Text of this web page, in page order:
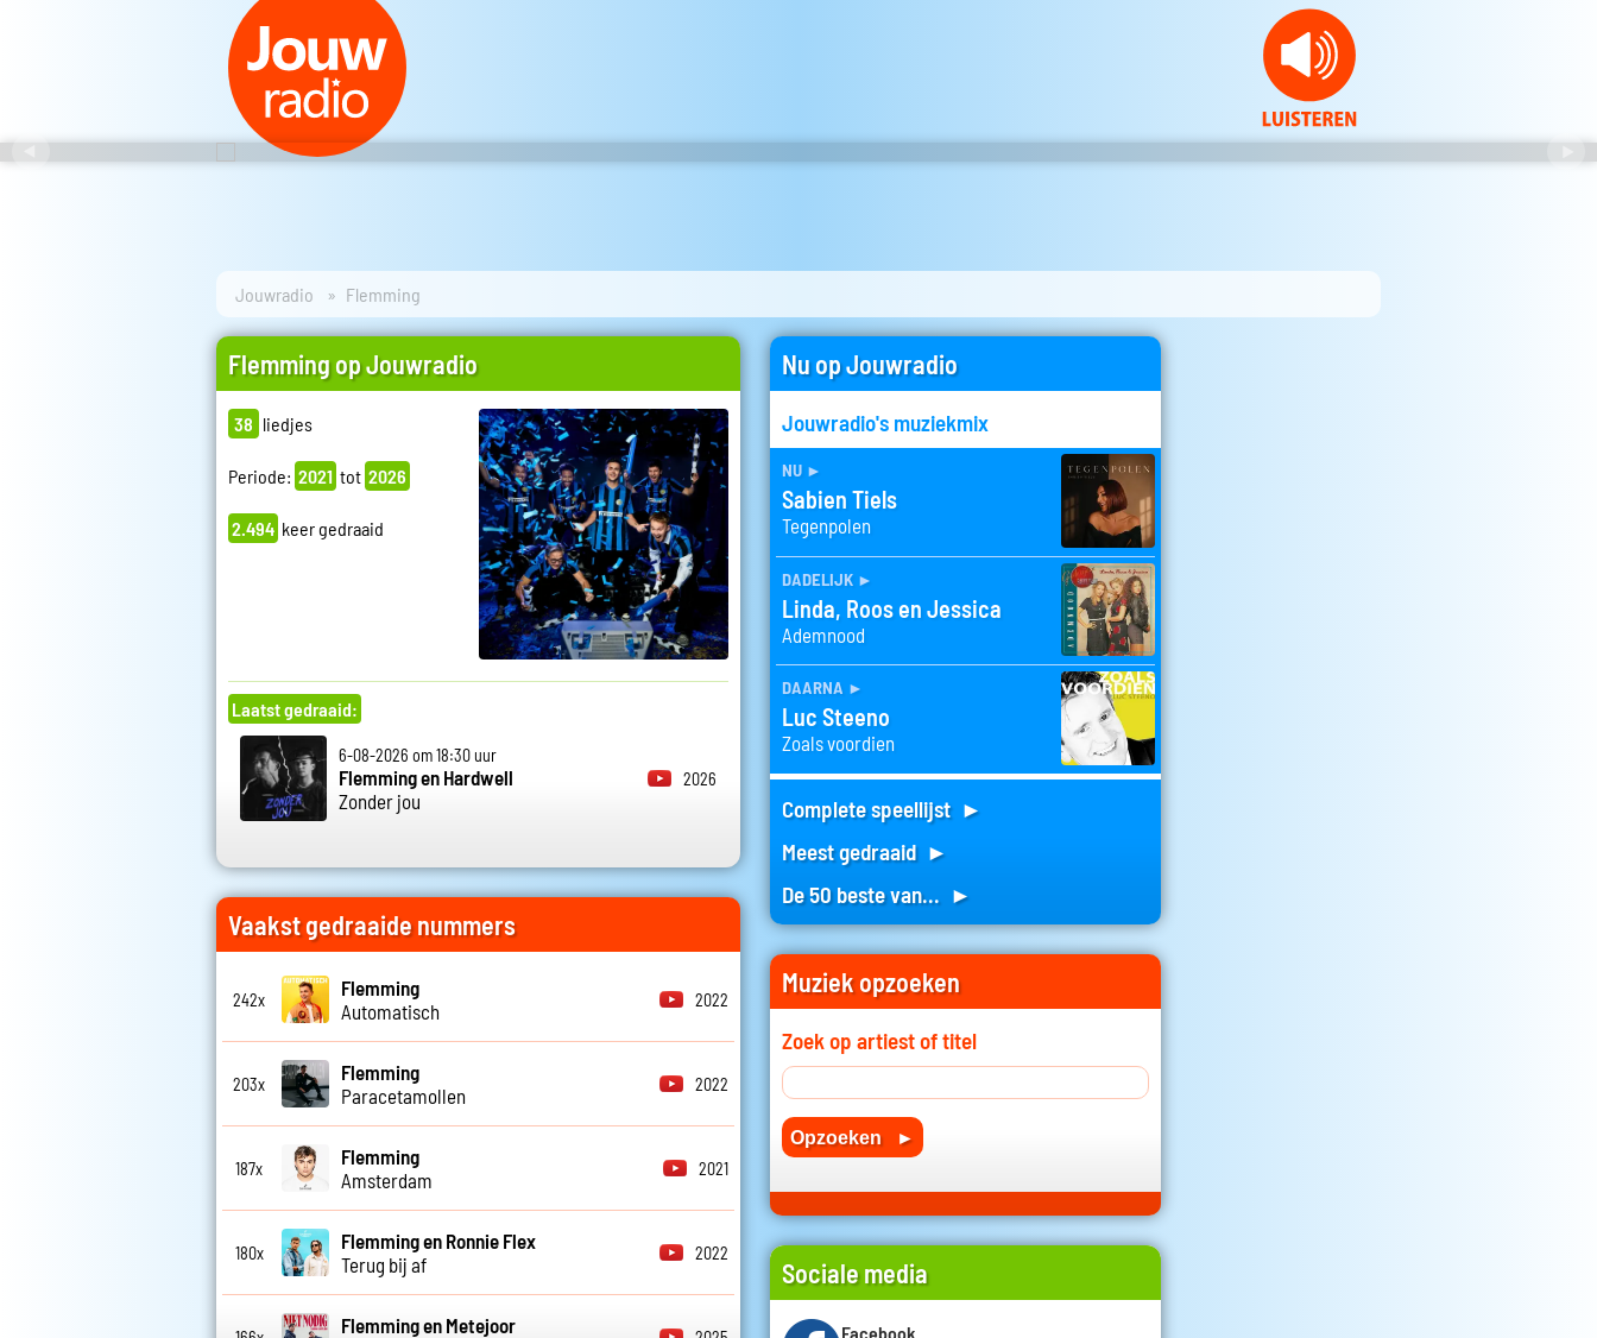
Jouwradio Flemming
Flemming op Jouwradio
38 liedjes
Periode: 2021 tot 2026
2.494 keer gedraaid
Laatst gedraaid:
6-08-2026 om 18:30 uur
Flemming en Hardwell
Zonder jou
2026
Vaakst gedraaide nummers
242x
Flemming
Automatisch
2022
203x
Flemming
Paracetamollen
2022
187x
Flemming
Amsterdam
2021
180x
Flemming en Ronnie Flex
Terug bij af
2022
Flemming en Metejoor
Nu op Jouwradio
Jouwradio's muziekmix
nu ►
Sabien Tiels
Tegenpolen
dadelijk ►
Linda, Roos en Jessica
Ademnood
daarna ►
Luc Steeno
Zoals voordien
Complete speellijst ►
Meest gedraaid ►
De 50 beste van... ►
Muziek opzoeken
Zoek op artiest of titel
Sociale media
Facebook